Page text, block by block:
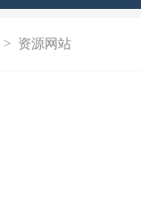
> 资源网站